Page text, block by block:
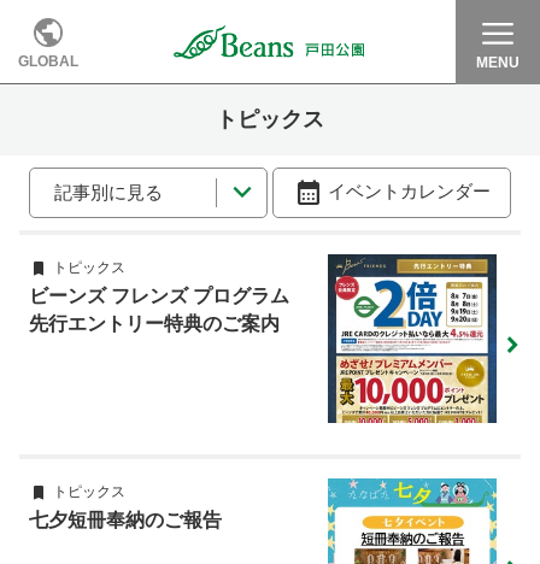
GLOBAL MENU
トピックス
記事別に見る イベントカレンダー
トピックス
ビーンズ フレンズ プログラム
先行エントリー特典のご案内
トピックス
七夕短冊奉納のご報告